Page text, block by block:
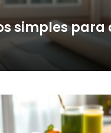
simples para